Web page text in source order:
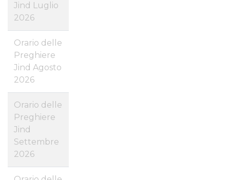
Jind Luglio
2026
Orario delle
Preghiere
Jind Agosto
2026
Orario delle
Preghiere
Jind
Settembre
2026